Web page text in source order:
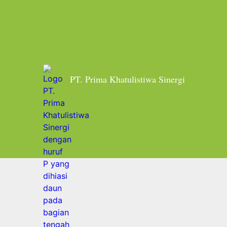
PT. Prima Khatulistiwa Sinergi
Iftar Gathering Team PT Prima
March 9, 2026
News